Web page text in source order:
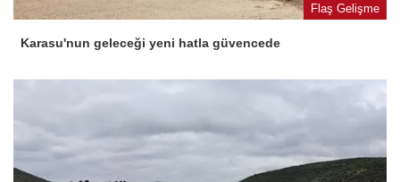
Flaş Gelişme
Karasu'nun geleceği yeni hatla güvencede